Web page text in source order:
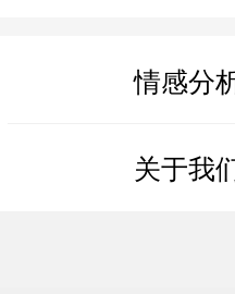
微信用户 周
微信用户 海
山西-太原
情感分
关于我